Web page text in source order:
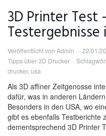
3D Printer Test
Testergebnisse
Veröffentlicht von Admin 22/01/
Tipps über 3D Drucker
drucker, usa
Als 3D affiner Zeitgenosse
dafür, was in anderen
Besonders in den USA, wo
gibt es ebenfalls Testberichte
dementsprechend 3D Printer